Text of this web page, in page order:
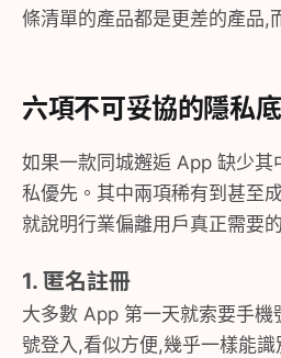
條清單的產品都是更差的產品,
六項不可妥協的隱私
如果一款同城邂逅 App 缺少其
私優先。其中兩項稀有到甚
就說明行業偏離用戶真正需要
1. 匿名註冊
大多數 App 第一天就索要手機
號登入,看似方便,幾乎一樣能